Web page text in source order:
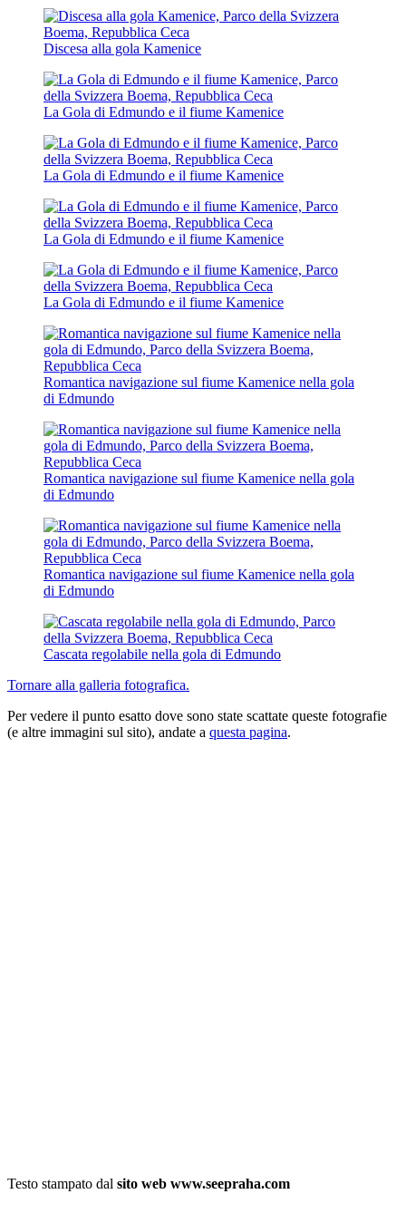
Discesa alla gola Kamenice
La Gola di Edmundo e il fiume Kamenice
La Gola di Edmundo e il fiume Kamenice
La Gola di Edmundo e il fiume Kamenice
La Gola di Edmundo e il fiume Kamenice
Romantica navigazione sul fiume Kamenice nella gola
di Edmundo
Romantica navigazione sul fiume Kamenice nella gola
di Edmundo
Romantica navigazione sul fiume Kamenice nella gola
di Edmundo
Cascata regolabile nella gola di Edmundo
Tornare alla galleria fotografica.
Per vedere il punto esatto dove sono state scattate queste fotografie
(e altre immagini sul sito), andate a questa pagina.
Testo stampato dal sito web www.seepraha.com